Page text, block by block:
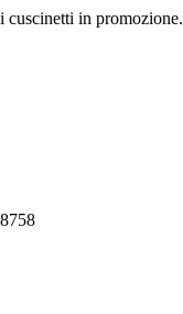
cuscinetti in promozione.